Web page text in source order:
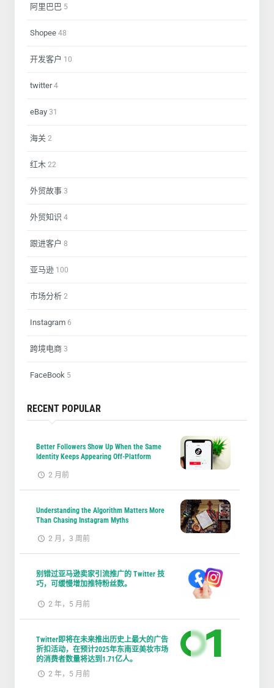
阿里巴巴 5
Shopee 48
开发客户 10
twitter4
eBay 31
海关 2
红木 22
外贸故事 3
外贸知识 4
跟进客户 8
亚马逊 100
市场分析 2
Instagram 6
跨境电商 3
FaceBook 5
RECENT POPULAR
Better Followers Show Up When the Same
Identity Keeps Appearing Off-Platform
2 月前
Understanding the Algorithm Matters More
Than Chasing Instagram Myths
2 月，3 周前
别错过亚马逊卖家引流推广的 Twitter 技
巧，可缓慢增加推特粉丝数。
2 年，5 月前
Twitter即将在未来推出历史上最大的广告
折扣活动，在预计2025年东南亚美妆市场
的消费者数量将达到1.71亿人。
2 年，5 月前